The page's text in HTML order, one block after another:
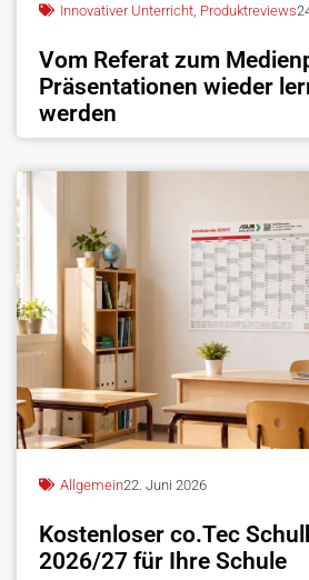
Innovativer Unterricht Produktreviews
Vom Referat zum
Präsentationen wieder
werden
Allgemein22. Juni 2026
Kostenloser co.Tec
2026/27 für Ihre Schule